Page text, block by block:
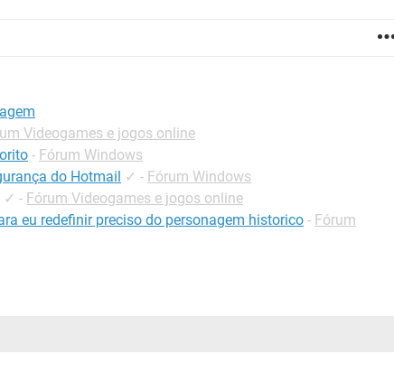
Videogames e jogos online
- Fórum Windows
do Hotmail ✓ - Fórum Windows
✓ - Fórum Videogames e jogos online
eu redefinir preciso do personagem historico - Fórum